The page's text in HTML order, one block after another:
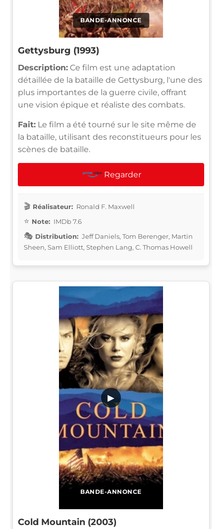
BANDE-ANNONCE
Gettysburg (1993)
Description: Ce film est une adaptation
détaillée de la bataille de Gettysburg, l'une des
plus importantes de la guerre civile, offrant
une vision épique et réaliste des combats.
Fait: Le film a été tourné sur le site même de
la bataille, utilisant des reconstitueurs pour les
scènes de bataille.
Regarder
Réalisateur: Ronald F. Maxwell
Note: IMDb 7.6
Distribution: Jeff Daniels, Tom Berenger, Martin
Sheen, Sam Elliott, Stephen Lang, C. Thomas Howell
BANDE-ANNONCE
▶
Cold Mountain (2003)